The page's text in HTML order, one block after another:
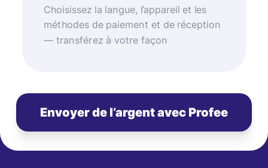
Choisissez la langue, l’appareil et les
méthodes de paiement et de réception
— transférez à votre façon
Envoyer de l’argent avec Profee